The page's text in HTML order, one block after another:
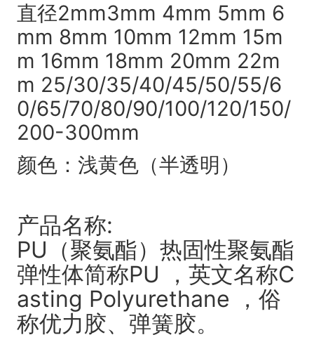
直径2mm3mm 4mm 5mm 6
mm 8mm 10mm 12mm 15m
m 16mm 18mm 20mm 22m
m 25/30/35/40/45/50/55/6
0/65/70/80/90/100/120/150/
200-300mm
颜色：浅黄色（半透明）
产品名称:
PU（聚氨酯）热固性聚氨酯
弹性体简称PU ，英文名称C
asting Polyurethane ，俗
称优力胶、弹簧胶。